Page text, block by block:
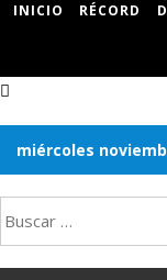
INICIO RÉCORD
miércoles